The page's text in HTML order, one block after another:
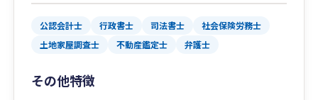
公認会計士 行政書士 司法書士
社会保険労務士
土地家屋調査士
不動産鑑定士 弁護士
その他特徴